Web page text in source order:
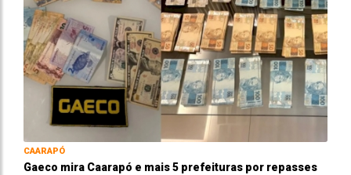
CAARAPÓ
Gaeco mira Caarapó e mais 5 prefeituras por repasses